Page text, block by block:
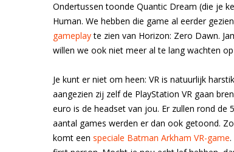
Ondertussen toonde Quantic Dream (die je
Human. We hebben die game al eerder
gameplayte zien van Horizon: Zero Dawn.
willen we ook niet meer al te lang wachten
Je kunt er niet om heen: VR is natuurlijk
aangezien zij zelf de PlayStation VR gaan
euro is de headset van jou. Er zullen rond de
aantal games werden er dan ook getoond.
komt een speciale Batman Arkham VR-game.